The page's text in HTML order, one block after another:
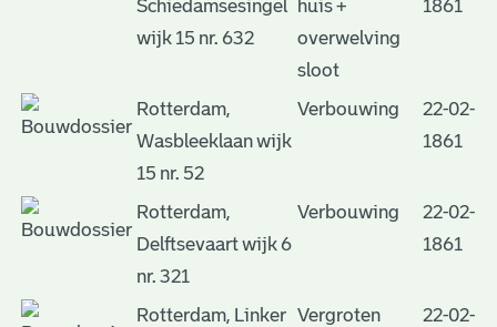
Schiedamsesingel
wijk 15 nr. 632
huis +
overwelving
sloot
1861
Rotterdam,
Wasbleeklaan wijk
15 nr. 52
Verbouwing
22-02-
1861
Rotterdam,
Delftsevaart wijk 6
nr. 321
Verbouwing
22-02-
1861
Rotterdam, Linker Vergroten
22-02-